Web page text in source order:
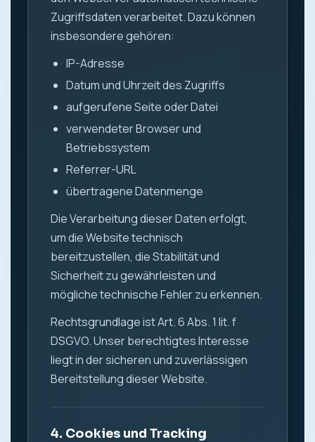
Zugriffsdaten verarbeitet. Dazu können
insbesondere gehören:
IP-Adresse
Datum und Uhrzeit des Zugriffs
aufgerufene Seite oder Datei
verwendeter Browser und
Betriebssystem
Referrer-URL
übertragene Datenmenge
Die Verarbeitung dieser Daten erfolgt,
um die Website technisch
bereitzustellen, die Stabilität und
Sicherheit zu gewährleisten und
mögliche technische Fehler zu erkennen.
Rechtsgrundlage ist Art. 6 Abs. 1 lit. f
DSGVO. Unser berechtigtes Interesse
liegt in der sicheren und zuverlässigen
Bereitstellung dieser Website.
4. Cookies und Tracking